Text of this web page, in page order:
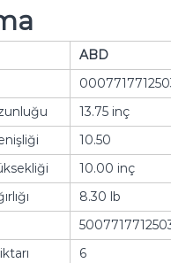
ABD
13.75 inç
10.50
10.00 inç
8.30 lb
6